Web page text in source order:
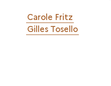
Carole Fritz
Gilles Tosello